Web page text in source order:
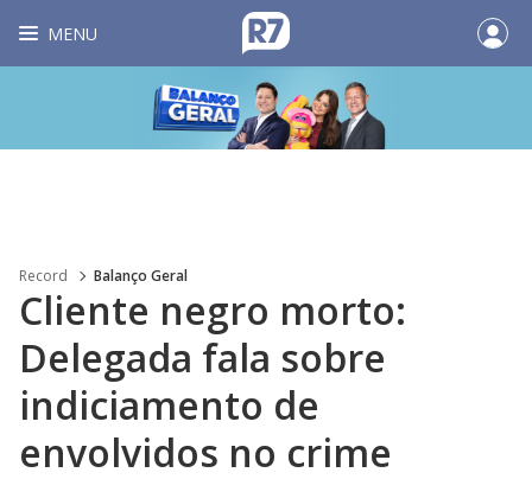
MENU
Record Balanço Geral
Cliente negro morto:
Delegada fala sobre
indiciamento de
envolvidos no crime